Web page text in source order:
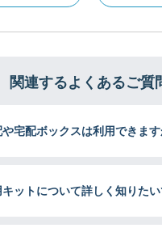
関連するよくあるご質
宅配ボックスは利用できます
ットについて詳しく知りた